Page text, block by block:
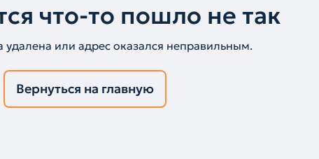
что-то пошло не так
или адрес оказался неправильным.
Вернуться на главную